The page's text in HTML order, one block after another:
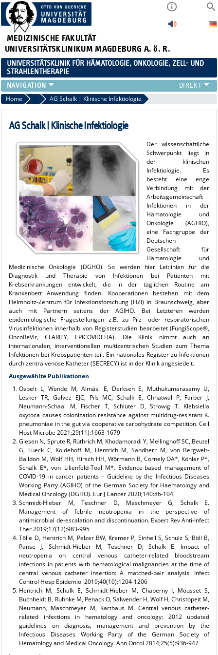
MEDIZINISCHE FAKULTÄT
UNIVERSITÄTSKLINIKUM MAGDEBURG A. ö. R.
UNIVERSITÄTSKLINIK FÜR HÄMATOLOGIE, ONKOLOGIE, ZELL- UND
STRAHLENTHERAPIE
KLINIK
TEAM
FORSCHUNG
STUDIEN
LEHRE
NEWS
STELLENANGEBOTE
Home ForschungAG Schalk | Klinische Infektiologie
AG Schalk | Klinische Infektiologie
Der wissenschaftliche
Schwerpunkt liegt in
der klinischen
Infektiologie. Es
besteht eine enge
Verbindung mit der
Arbeitsgemeinschaft
Infektionen in der
Hämatologie und
Onkologie (AGHIO),
eine Fachgruppe der
Deutschen
Gesellschaft für
Hämatologie und
Medizinische Onkologie (DGHO). So werden hier Leitlinien für die
Diagnostik und Therapie von Infektionen bei Patienten mit
Krebserkrankungen entwickelt, die in der täglichen Routine am
Krankenbett Anwendung finden. Kooperationen bestehen mit dem
Helmholtz-Zentrum für Infektionsforschung (HZI) in Braunschweig, aber
auch mit Partnern seitens der AGIHO. Bei Letzteren werden
epidemiologische Fragestellungen z.B. zu Pilz- oder respiratorischen
Virusinfektionen innerhalb von Registerstudien bearbeitet (FungiScope®,
OncoReVir, CLARITY, EPICOVIDEHA). Die Klinik nimmt auch an
internationalen, interventionellen multizentrischen Studien zum Thema
Infektionen bei Krebspatienten teil. Ein nationales Register zu Infektionen
durch zentralvenöse Katheter (SECRECY) ist in der Klinik angesiedelt.
Ausgewählte Publikationen
Osbelt L, Wende M, Almási E, Derksen E, Muthukumarasamy U,
Lesker TR, Galvez EJC, Pils MC, Schalk E, Chhatwal P, Färber J,
Neumann-Schaal M, Fischer T, Schlüter D, Strowig T. Klebsiella
oxytoca causes colonization resistance against multidrug-resistant K.
pneumoniae in the gut via cooperative carbohydrate competition. Cell
Host Microbe 2021;29(11):1663-1679
Giesen N, Sprute R, Rüthrich M, Khodamoradi Y, Mellinghoff SC, Beutel
G, Lueck C, Koldehoff M, Hentrich M, Sandherr M, von Bergwelt-
Baildon M, Wolf HH, Hirsch HH, Wörmann B, Cornely OA*, Köhler P*,
Schalk E*, von Lilienfeld-Toal M*. Evidence-based management of
COVID-19 in cancer patients – Guideline by the Infectious Diseases
Working Party (AGIHO) of the German Society for Haematology and
Medical Oncology (DGHO). Eur J Cancer 2020;140:86-104
Schmidt-Hieber M, Teschner D, Maschmeyer G, Schalk E.
Management of febrile neutropenia in the perspective of
antimicrobial de-escalation and discontinuation. Expert Rev Anti-Infect
Ther 2019;17(12):983-995
Tölle D, Hentrich M, Pelzer BW, Kremer P, Einhell S, Schulz S, Böll B,
Panse J, Schmidt-Hieber M, Teschner D, Schalk E. Impact of
neutropenia on central venous catheter-related bloodstream
infections in patients with hematological malignancies at the time of
central venous catheter insertion: A matched-pair analysis. Infect
Control Hosp Epidemiol 2019;40(10):1204-1206
Hentrich M, Schalk E, Schmidt-Hieber M, Chaberny I, Mousset S,
Buchheidt B, Ruhnke M, Penack O, Salwender H, Wolf H, Christopeit M,
Neumann, Maschmeyer M, Karthaus M. Central venous catheter-
related infections in hematology and oncology: 2012 updated
guidelines on diagnosis, management and prevention by the
Infectious Diseases Working Party of the German Society of
Hematology and Medical Oncology. Ann Oncol 2014;25(5):936-947